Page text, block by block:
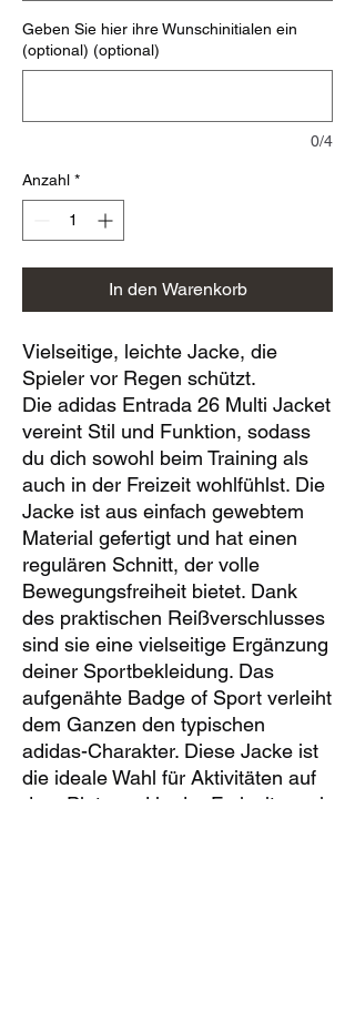
Geben Sie hier ihre Wunschinitialen ein
(optional) (optional)
0/4
Anzahl *
In den Warenkorb
Vielseitige, leichte Jacke, die
Spieler vor Regen schützt.
Die adidas Entrada 26 Multi Jacket
vereint Stil und Funktion, sodass
du dich sowohl beim Training als
auch in der Freizeit wohlfühlst. Die
Jacke ist aus einfach gewebtem
Material gefertigt und hat einen
regulären Schnitt, der volle
Bewegungsfreiheit bietet. Dank
des praktischen Reißverschlusses
sind sie eine vielseitige Ergänzung
deiner Sportbekleidung. Das
aufgenähte Badge of Sport verleiht
dem Ganzen den typischen
adidas-Charakter. Diese Jacke ist
die ideale Wahl für Aktivitäten auf
dem Platz und in der Freizeit, egal